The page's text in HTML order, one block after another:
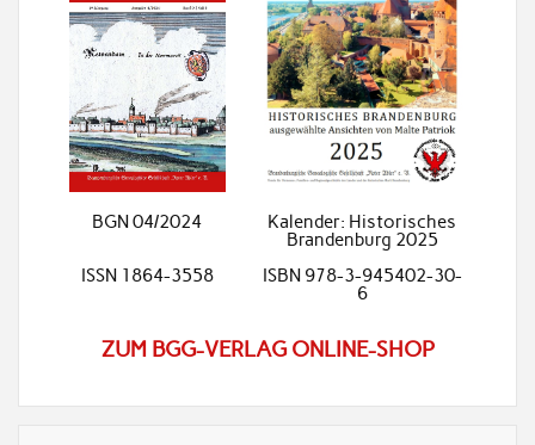
BGN 04/2024
Kalender: Historisches
Brandenburg 2025
ISSN 1864-3558
ISBN 978-3-945402-30-
6
ZUM BGG-VERLAG ONLINE-SHOP